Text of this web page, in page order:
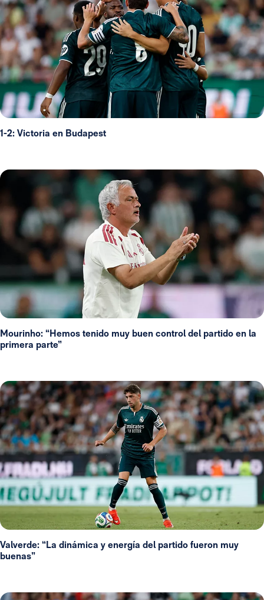
1-2: Victoria en Budapest
Mourinho: “Hemos tenido muy buen control del partido en la
primera parte”
Valverde: “La dinámica y energía del partido fueron muy
buenas”